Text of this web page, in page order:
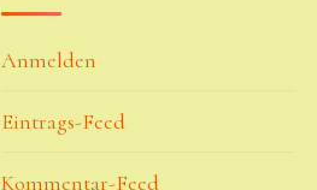
Anmelden
Eintrags-Feed
Kommentar-Feed